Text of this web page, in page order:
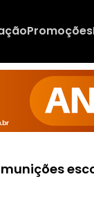
Promoções